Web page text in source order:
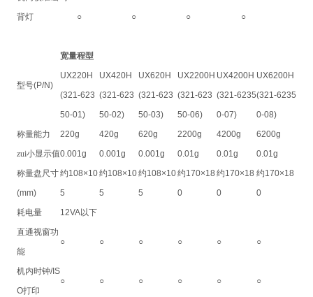
背灯
○ ○ ○ ○
型号(P/N)
宽量程型
UX220H
UX420H UX620H UX2200H UX4200H UX6200H
(321-623
50-01)
(321-623
50-02)
(321-623
50-03)
(321-623
50-06)
(321-6235
0-07)
(321-6235
0-08)
称量能力
220g 420g 620g 2200g 4200g
6200g
zui小显示值0.001g 0.001g 0.001g 0.01g 0.01g
0.01g
称量盘尺寸
(mm)
约108×10
5
约108×10
5
约108×10
5
约170×18
0
约170×18
0
约170×18
0
耗电量
12VA以下
直通视窗功
能
○ ○ ○ ○ ○ ○
机内时钟/IS
O打印
○ ○ ○ ○ ○ ○